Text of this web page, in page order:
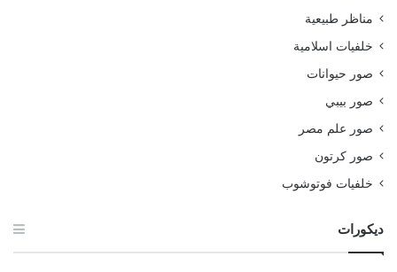
مناظر طبيعية
خلفيات اسلامية
صور حيوانات
صور بيبي
صور علم مصر
صور كرتون
خلفيات فوتوشوب
ديكورات